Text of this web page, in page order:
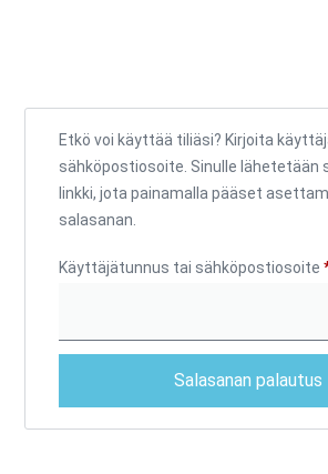
Etkö voi käyttää tiliäsi? Kirjoita
sähköpostiosoite. Sinulle lähetetään
linkki, jota painamalla pääset
salasanan.
Käyttäjätunnus tai sähköpostiosoite
Salasanan palautus